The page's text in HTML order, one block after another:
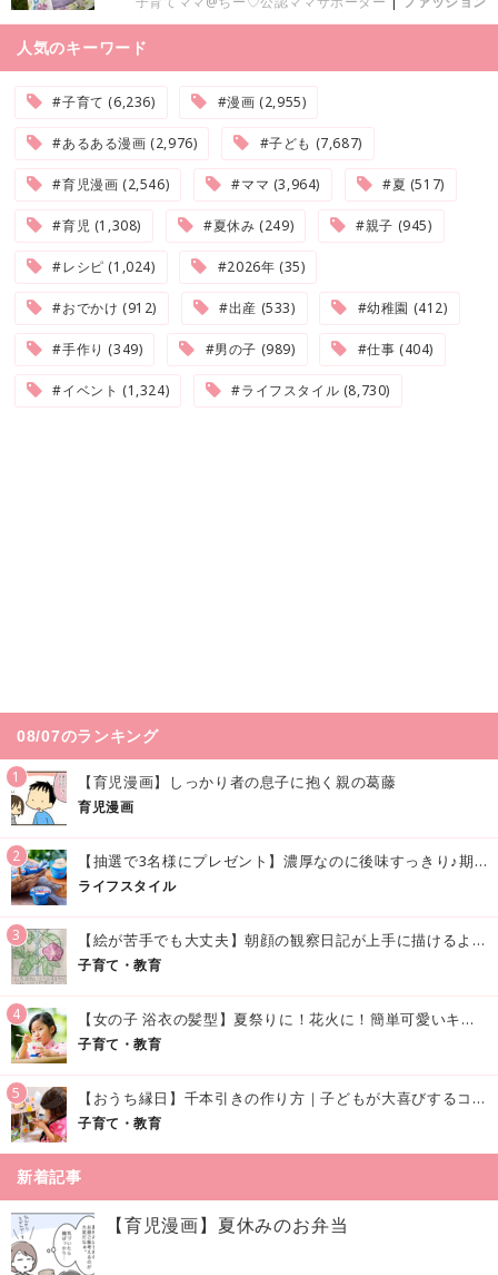
人気のキーワード
#子育て (6,236) #漫画 (2,955)
#あるある漫画 (2,976) #子ども (7,687)
#育児漫画 (2,546) #ママ (3,964) #夏 (517)
#育児 (1,308) #夏休み (249) #親子 (945)
#レシピ (1,024) #2026年 (35)
#おでかけ (912) #出産 (533) #幼稚園 (412)
#手作り (349) #男の子 (989) #仕事 (404)
#イベント (1,324) #ライフスタイル (8,730)
08/07のランキング
1 【育児漫画】しっかり者の息子に抱く親の葛藤
育児漫画
2 【抽選で3名様にプレゼント】濃厚なのに後味すっきり♪期間限定の「メイトーのなめらかプリン カルピス®入りソース」で夏を味わおう！
ライフスタイル
3 【絵が苦手でも大丈夫】朝顔の観察日記が上手に描けるようになる方法｜イラスト付き
子育て・教育
4 【女の子 浴衣の髪型】夏祭りに！花火に！簡単可愛いキッズの浴衣ヘアアレンジまとめ
子育て・教育
5 【おうち縁日】千本引きの作り方｜子どもが大喜びするコツやアイデア♪
子育て・教育
新着記事
【育児漫画】夏休みのお弁当